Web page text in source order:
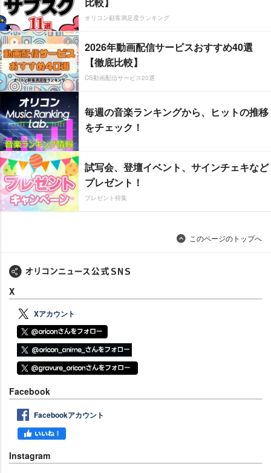
オリコン顧客満足度ランキング
2026年動画配信サービスおすすめ40選
【徹底比較】
CS動画配信サービス20選
毎週の音楽ランキングから、ヒットの推移
をチェック！
試写会、登壇イベント、サインチェキなど
プレゼント！
プレゼント特集
このページのトップへ
X
Xアカウント
Facebook
Facebookアカウント
Instagram